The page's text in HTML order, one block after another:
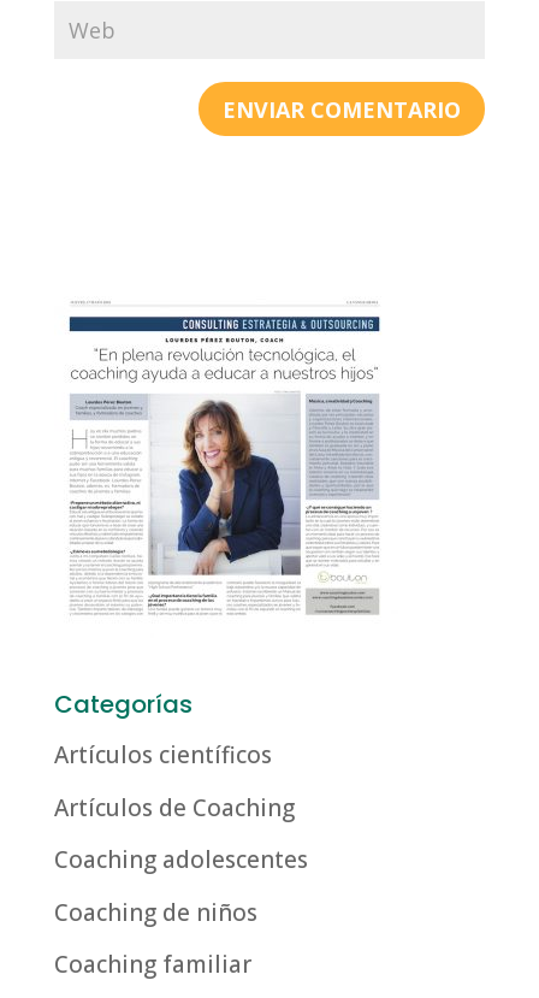
Categorías
Artículos científicos
Artículos de Coaching
Coaching adolescentes
Coaching de niños
Coaching familiar